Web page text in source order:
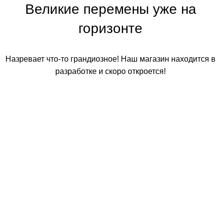
Великие перемены уже на
горизонте
Назревает что-то грандиозное! Наш магазин находится в
разработке и скоро откроется!